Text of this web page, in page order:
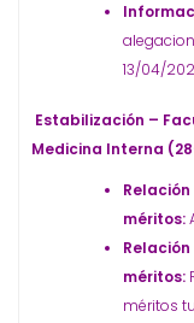
13/04/
Estabilización –
Medicina Interna
méritos:
méritos:
méritos